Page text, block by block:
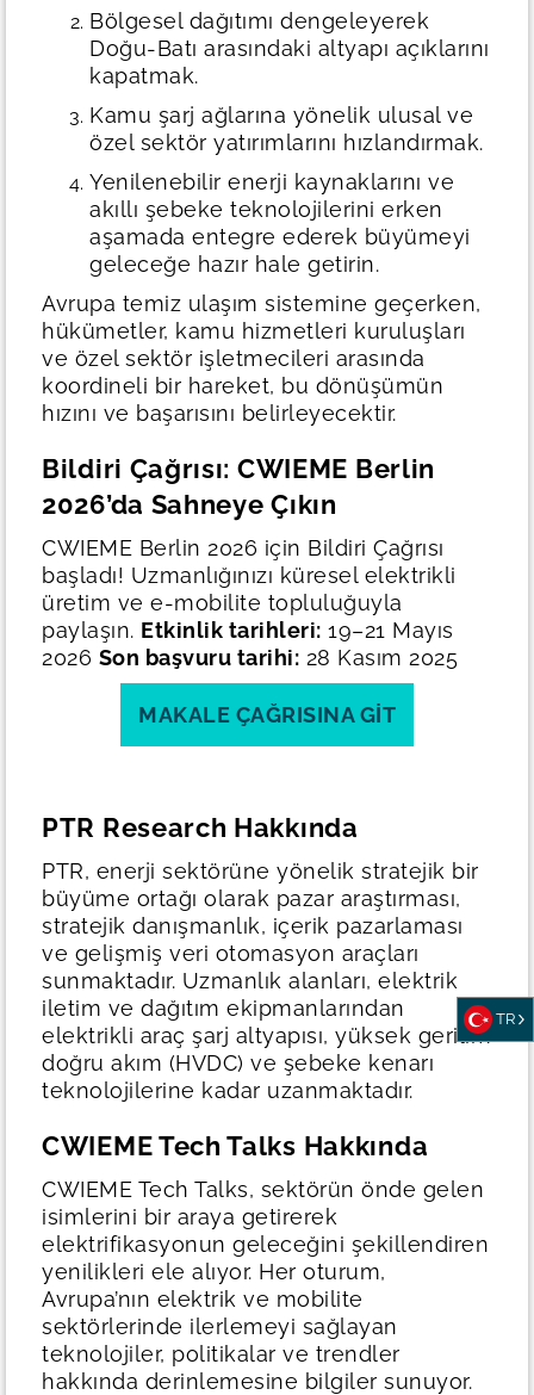
Bölgesel dağıtımı dengeleyerek
Doğu-Batı arasındaki altyapı açıklarını
kapatmak.
Kamu şarj ağlarına yönelik ulusal ve
özel sektör yatırımlarını hızlandırmak.
Yenilenebilir enerji kaynaklarını ve
akıllı şebeke teknolojilerini erken
aşamada entegre ederek büyümeyi
geleceğe hazır hale getirin.
Avrupa temiz ulaşım sistemine geçerken,
hükümetler, kamu hizmetleri kuruluşları
ve özel sektör işletmecileri arasında
koordineli bir hareket, bu dönüşümün
hızını ve başarısını belirleyecektir.
Bildiri Çağrısı: CWIEME Berlin
2026’da Sahneye Çıkın
CWIEME Berlin 2026 için Bildiri Çağrısı
başladı! Uzmanlığınızı küresel elektrikli
üretim ve e-mobilite topluluğuyla
paylaşın. Etkinlik tarihleri: 19–21 Mayıs
2026 Son başvuru tarihi: 28 Kasım 2025
MAKALE ÇAĞRISINA GIT
PTR Research Hakkında
PTR, enerji sektörüne yönelik stratejik bir
büyüme ortağı olarak pazar araştırması,
stratejik danışmanlık, içerik pazarlaması
ve gelişmiş veri otomasyon araçları
sunmaktadır. Uzmanlık alanları, elektrik
iletim ve dağıtım ekipmanlarından
elektrikli araç şarj altyapısı, yüksek gerilim
doğru akım (HVDC) ve şebeke kenarı
teknolojilerine kadar uzanmaktadır.
CWIEME Tech Talks Hakkında
CWIEME Tech Talks, sektörün önde gelen
isimlerini bir araya getirerek
elektrifikasyonun geleceğini şekillendiren
yenilikleri ele alıyor. Her oturum,
Avrupa’nın elektrik ve mobilite
sektörlerinde ilerlemeyi sağlayan
teknolojiler, politikalar ve trendler
hakkında derinlemesine bilgiler sunuyor.
TR